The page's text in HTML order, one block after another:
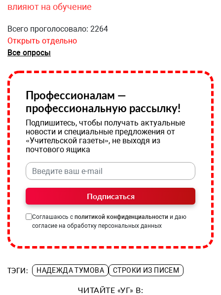
влияют на обучение
Всего проголосовало: 2264
Открыть отдельно
Все опросы
Профессионалам —
профессиональную рассылку!
Подпишитесь, чтобы получать актуальные
новости и специальные предложения от
«Учительской газеты», не выходя из
почтового ящика
Подписаться
Соглашаюсь с политикой конфиденциальности и даю
согласие на обработку персональных данных
ТЭГИ: НАДЕЖДА ТУМОВА СТРОКИ ИЗ ПИСЕМ
ЧИТАЙТЕ «УГ» В: